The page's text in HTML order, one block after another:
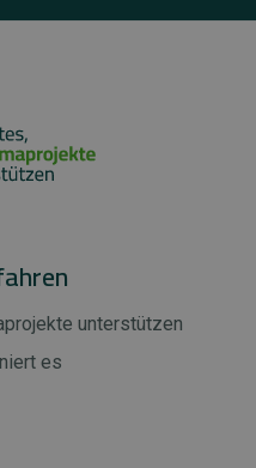
unterstützen
es